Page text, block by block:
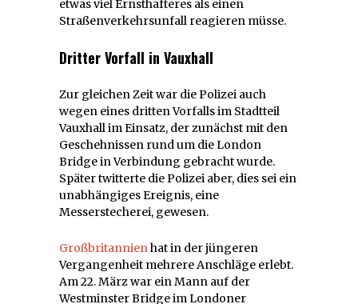
etwas viel Ernsthafteres als einen
Straßenverkehrsunfall reagieren müsse.
Dritter Vorfall in Vauxhall
Zur gleichen Zeit war die Polizei auch
wegen eines dritten Vorfalls im Stadtteil
Vauxhall im Einsatz, der zunächst mit den
Geschehnissen rund um die London
Bridge in Verbindung gebracht wurde.
Später twitterte die Polizei aber, dies sei ein
unabhängiges Ereignis, eine
Messerstecherei, gewesen.
Großbritannienhat in der jüngeren
Vergangenheit mehrere Anschläge erlebt.
Am 22. März war ein Mann auf der
Westminster Bridge im Londoner